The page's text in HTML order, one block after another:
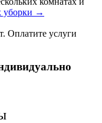
уборки →
Оплатите услуги